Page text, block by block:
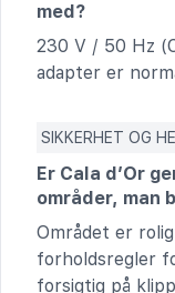
med?
230 V / 50 Hz
adapter er
SIKKERHET OG
Er Cala d’Or
områder, man
Området er
forholdsregler
forsigtig på